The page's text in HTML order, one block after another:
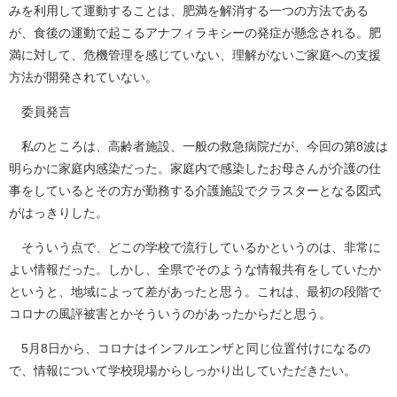
みを利用して運動することは、肥満を解消する一つの方法である
が、食後の運動で起こるアナフィラキシーの発症が懸念される。肥
満に対して、危機管理を感じていない、理解がないご家庭への支援
方法が開発されていない。
委員発言
私のところは、高齢者施設、一般の救急病院だが、今回の第8波は
明らかに家庭内感染だった。家庭内で感染したお母さんが介護の仕
事をしているとその方が勤務する介護施設でクラスターとなる図式
がはっきりした。
そういう点で、どこの学校で流行しているかというのは、非常に
よい情報だった。しかし、全県でそのような情報共有をしていたか
というと、地域によって差があったと思う。これは、最初の段階で
コロナの風評被害とかそういうのがあったからだと思う。
5月8日から、コロナはインフルエンザと同じ位置付けになるの
で、情報について学校現場からしっかり出していただきたい。